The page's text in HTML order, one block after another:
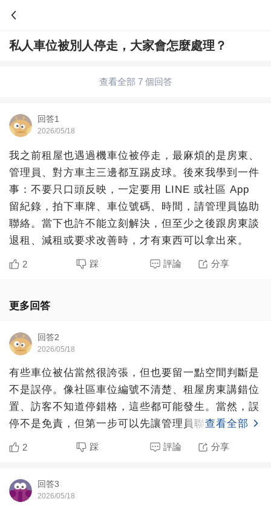
私人車位被別人停走，大家會怎麼處理？
查看全部 7 個回答
回答1
2026/05/18
我之前租屋也遇過機車位被停走，最麻煩的是房東、
管理員、對方車主三邊都互踢皮球。後來我學到一件
事：不要只口頭反映，一定要用 LINE 或社區 App
留紀錄，拍下車牌、車位號碼、時間，請管理員協助
聯絡。當下也許不能立刻解決，但至少之後跟房東談
退租、減租或要求改善時，才有東西可以拿出來。
2 踩 評論 分享
更多回答
回答2
2026/05/18
有些車位被佔當然很誇張，但也要留一點空間判斷是
不是誤停。像社區車位編號不清楚、租屋房東講錯位
置、訪客不知道停錯格，這些都可能發生。當然，誤
停不是免責，但第一步可以先讓管理員聯絡車主、確
認是不是住戶或訪
查看全部
2 踩 評論 分享
回答3
2026/05/18
問答
婚姻情感 職場